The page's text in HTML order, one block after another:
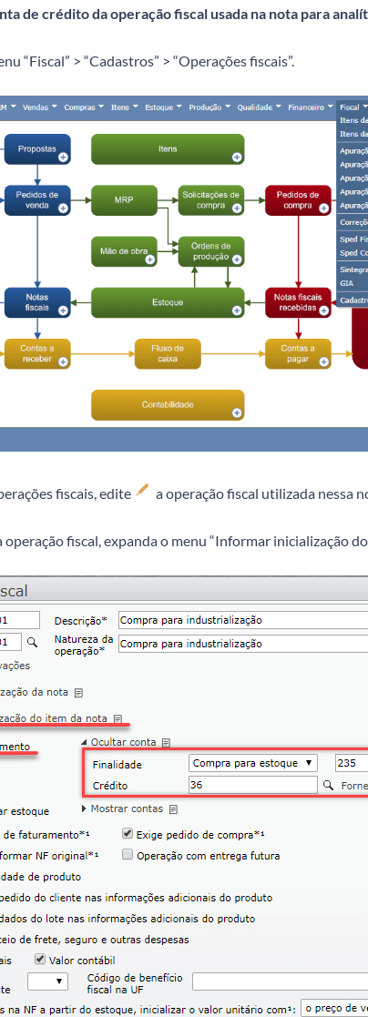
de crédito da operação fiscal usada na nota para
“Fiscal” > “Cadastros” > “Operações fiscais”.
fiscais, edite a operação fiscal utilizada nessa
operação fiscal, expanda o menu “Informar inicialização